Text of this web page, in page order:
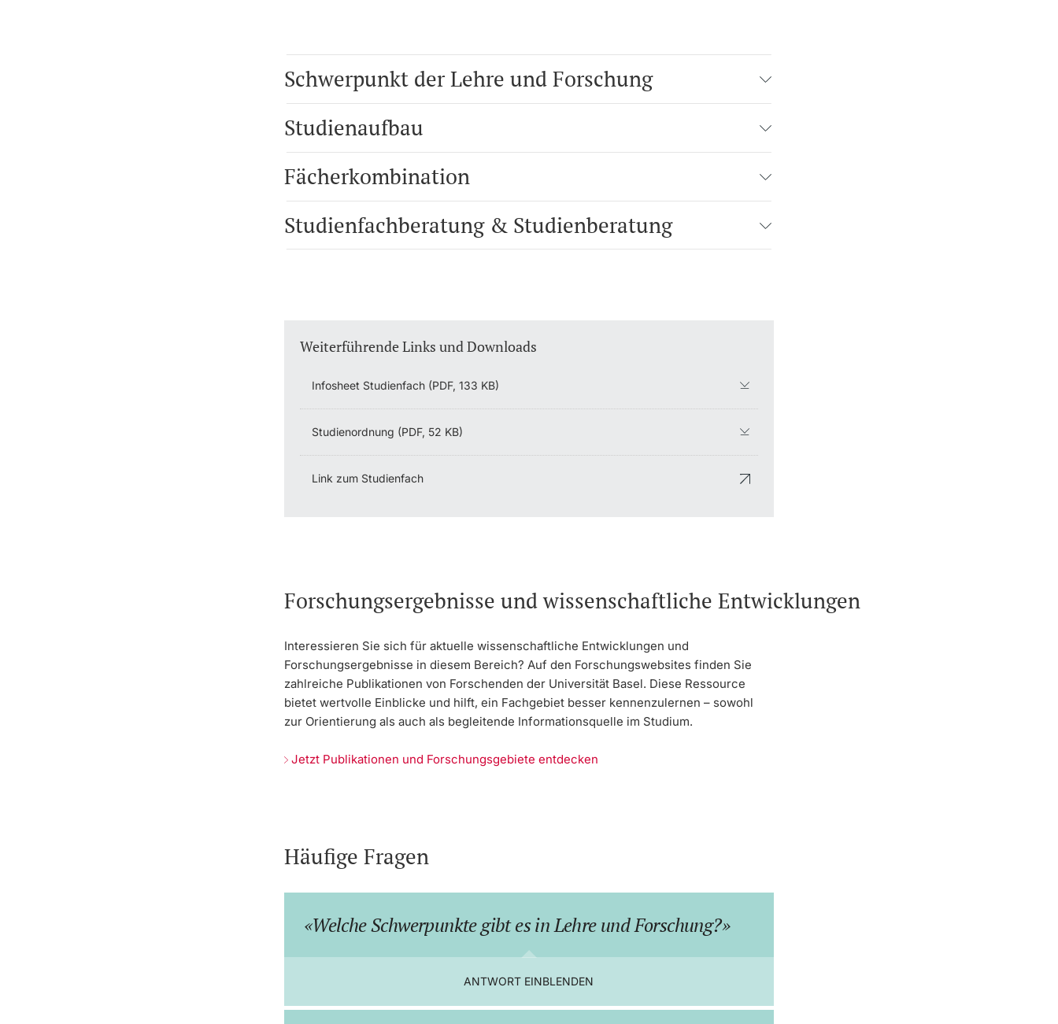
Schwerpunkt der Lehre und Forschung
Studienaufbau
Fächerkombination
Studienfachberatung & Studienberatung
Weiterführende Links und Downloads
Infosheet Studienfach (PDF, 133 KB)
Studienordnung (PDF, 52 KB)
Link zum Studienfach
Forschungsergebnisse und wissenschaftliche Entwicklungen
Interessieren Sie sich für aktuelle wissenschaftliche Entwicklungen und
Forschungsergebnisse in diesem Bereich? Auf den Forschungswebsites finden Sie
zahlreiche Publikationen von Forschenden der Universität Basel. Diese Ressource
bietet wertvolle Einblicke und hilft, ein Fachgebiet besser kennenzulernen – sowohl
zur Orientierung als auch als begleitende Informationsquelle im Studium.
Jetzt Publikationen und Forschungsgebiete entdecken
Häufige Fragen
Welche Schwerpunkte gibt es in Lehre und Forschung?
ANTWORT EINBLENDEN